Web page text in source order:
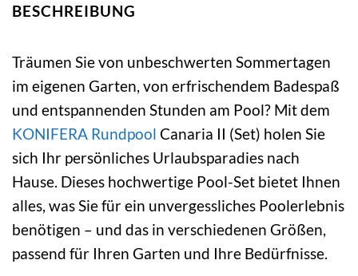
BESCHREIBUNG
Träumen Sie von unbeschwerten Sommertagen
im eigenen Garten, von erfrischendem Badespaß
und entspannenden Stunden am Pool? Mit dem
KONIFERA Rundpool Canaria II (Set) holen Sie
sich Ihr persönliches Urlaubsparadies nach
Hause. Dieses hochwertige Pool-Set bietet Ihnen
alles, was Sie für ein unvergessliches Poolerlebnis
benötigen – und das in verschiedenen Größen,
passend für Ihren Garten und Ihre Bedürfnisse.